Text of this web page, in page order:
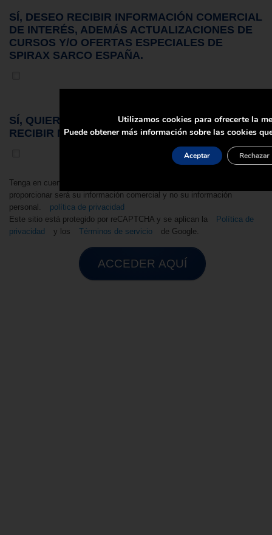
Utilizamos cookies para ofrecerte la
Puede obtener más información sobre las cookies
Aceptar Rechazar
SÍ, DESEO RECIBIR INFORMACIÓN COMERCIAL
DE INTERÉS, ADEMÁS ACTUALIZACIONES DE
CURSOS Y/O OFERTAS ESPECIALES DE
SPIRAX SARCO ESPAÑA.
SÍ, QUIERO SUSCRIBIRME AL NEWSLETTER Y
RECIBIR NOTICIAS DEL SECTOR.
Tenga en cuenta que asumimos que la información que debe
proporcionar será su información comercial y no su información
personal.
política de privacidad
Este sitio está protegido por reCAPTCHA y se aplican la
Política de
privacidad
y los Términos de servicio de Google.
ACCEDER AQUÍ